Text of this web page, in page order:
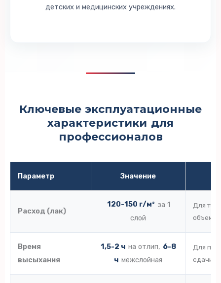
детских и медицинских учреждениях.
Ключевые эксплуатационные
характеристики для
профессионалов
Параметр Значение
Расход (лак)
120-150 г/м² за 1
слой
Для
объема
Время
высыхания
1,5-2 ч на отлип, 6-8
ч межслойная
Для
сдачи